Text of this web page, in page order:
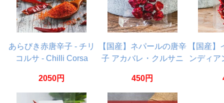
あらびき赤唐辛子 - チリ
コルサ - Chilli Corsa
2050円
【国産】ネパールの唐辛
子 アカバレ・クルサニ
450円
【国産
ンディア